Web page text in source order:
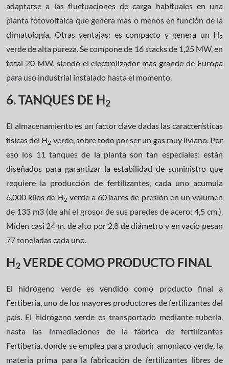
adaptarse a las fluctuaciones de carga habituales en una
planta fotovoltaica que genera más o menos en función de la
climatología. Otras ventajas: es compacto y genera un H2
verde de alta pureza. Se compone de 16 stacks de 1,25 MW, en
total 20 MW, siendo el electrolizador más grande de Europa
para uso industrial instalado hasta el momento.
6. TANQUES DE H2
El almacenamiento es un factor clave dadas las características
físicas del H2 verde, sobre todo por ser un gas muy liviano. Por
eso los 11 tanques de la planta son tan especiales: están
diseñados para garantizar la estabilidad de suministro que
requiere la producción de fertilizantes, cada uno acumula
6.000 kilos de H2 verde a 60 bares de presión en un volumen
de 133 m3 (de ahí el grosor de sus paredes de acero: 4,5 cm.).
Miden casi 24 m. de alto por 2,8 de diámetro y en vacío pesan
77 toneladas cada uno.
H2 VERDE COMO PRODUCTO FINAL
El hidrógeno verde es vendido como producto final a
Fertiberia, uno de los mayores productores de fertilizantes del
país. El hidrógeno verde es transportado mediante tubería,
hasta las inmediaciones de la fábrica de fertilizantes
Fertiberia, donde se emplea para producir amoniaco verde, la
materia prima para la fabricación de fertilizantes libres de